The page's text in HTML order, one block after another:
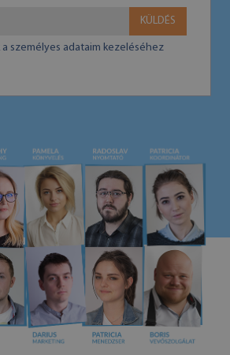
KÜLDÉS
a személyes adataim kezeléséhez